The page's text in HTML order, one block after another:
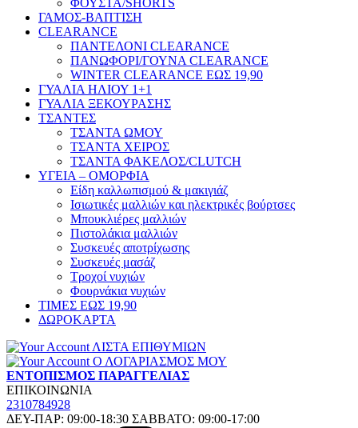
ΦΟΥΣΤΑ/SHORTS
ΓΑΜΟΣ-ΒΑΠΤΙΣΗ
CLEARANCE
ΠΑΝΤΕΛΟΝΙ CLEARANCE
ΠΑΝΩΦΟΡΙ/ΓΟΥΝΑ CLEARANCE
WINTER CLEARANCE ΕΩΣ 19,90
ΓΥΑΛΙΑ ΗΛΙΟΥ 1+1
ΓΥΑΛΙΑ ΞΕΚΟΥΡΑΣΗΣ
ΤΣΑΝΤΕΣ
ΤΣΑΝΤΑ ΩΜΟΥ
ΤΣΑΝΤΑ ΧΕΙΡΟΣ
ΤΣΑΝΤΑ ΦΑΚΕΛΟΣ/CLUTCH
ΥΓΕΙΑ – ΟΜΟΡΦΙΑ
Είδη καλλωπισμού & μακιγιάζ
Ισιωτικές μαλλιών και ηλεκτρικές βούρτσες
Μπουκλιέρες μαλλιών
Πιστολάκια μαλλιών
Συσκευές αποτρίχωσης
Συσκευές μασάζ
Τροχοί νυχιών
Φουρνάκια νυχιών
ΤΙΜΕΣ ΕΩΣ 19,90
ΔΩΡΟΚΑΡΤΑ
ΛΙΣΤΑ ΕΠΙΘΥΜΙΩΝ
Ο ΛΟΓΑΡΙΑΣΜΟΣ ΜΟΥ
ΕΝΤΟΠΙΣΜΟΣ ΠΑΡΑΓΓΕΛΙΑΣ
ΕΠΙΚΟΙΝΩΝΙΑ
2310784928
ΔΕΥ-ΠΑΡ: 09:00-18:30 ΣΑΒΒΑΤΟ: 09:00-17:00